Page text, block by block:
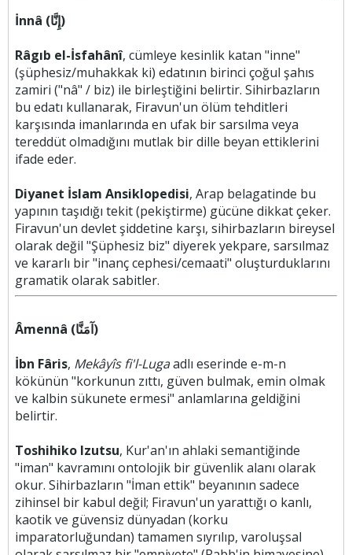
İnnâ (إِنَّا)
Râgıb el-İsfahânî, cümleye kesinlik katan "inne"
(şüphesiz/muhakkak ki) edatının birinci çoğul şahıs
zamiri ("nâ" / biz) ile birleştiğini belirtir. Sihirbazların
bu edatı kullanarak, Firavun'un ölüm tehditleri
karşısında imanlarında en ufak bir sarsılma veya
tereddüt olmadığını mutlak bir dille beyan ettiklerini
ifade eder.
Diyanet İslam Ansiklopedisi, Arap belagatinde bu
yapının taşıdığı tekit (pekiştirme) gücüne dikkat çeker.
Firavun'un devlet şiddetine karşı, sihirbazların bireysel
olarak değil "Şüphesiz biz" diyerek yekpare, sarsılmaz
ve kararlı bir "inanç cephesi/cemaati" oluşturduklarını
gramatik olarak sabitler.
Âmennâ (آمَنَّا)
İbn Fâris, Mekâyîs fi'l-Lugaadlı eserinde e-m-n
kökünün "korkunun zıttı, güven bulmak, emin olmak
ve kalbin sükunete ermesi" anlamlarına geldiğini
belirtir.
Toshihiko Izutsu, Kur'an'ın ahlaki semantiğinde
"iman" kavramını ontolojik bir güvenlik alanı olarak
okur. Sihirbazların "İman ettik" beyanının sadece
zihinsel bir kabul değil; Firavun'un yarattığı o kanlı,
kaotik ve güvensiz dünyadan (korku
imparatorluğundan) tamamen sıyrılıp, varoluşsal